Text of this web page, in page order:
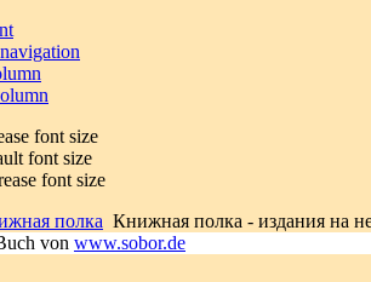
полка Книжная полка - издания на
von www.sobor.de